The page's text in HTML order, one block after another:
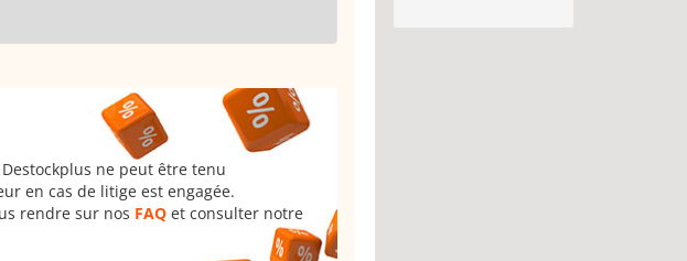
ne peut être tenu
en cas de litige est engagée.
rendre sur nos FAQ et consulter notre